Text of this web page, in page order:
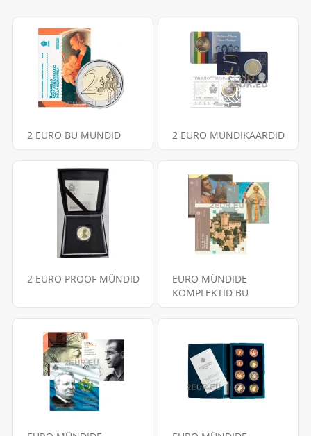
2 EURO BU MÜNDID 2 EURO MÜNDIKAARDID
2 EURO PROOF MÜNDID
EURO MÜNDIDE
KOMPLEKTID BU